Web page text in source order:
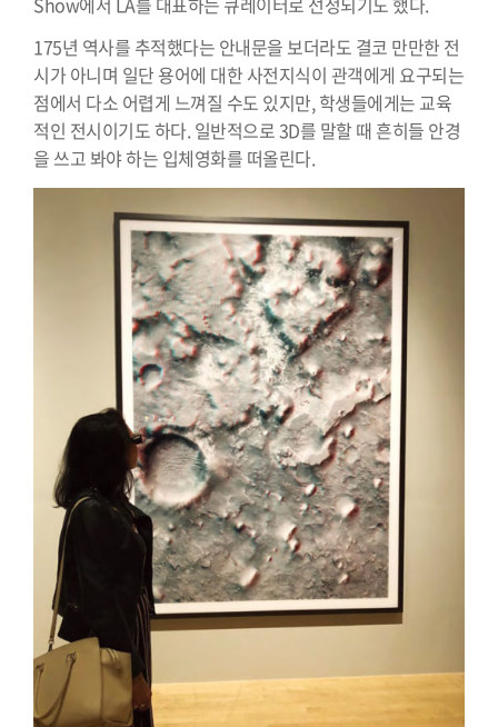
175년 역사를 추적했다는 안내문을 보더라도 결코 만만한 전
시가 아니며 일단 용어에 대한 사전지식이 관객에게 요구되는
점에서 다소 어렵게 느껴질 수도 있지만, 학생들에게는 교육
적인 전시이기도 하다. 일반적으로 3D를 말할 때 흔히들 안경
을 쓰고 봐야 하는 입체영화를 떠올린다.